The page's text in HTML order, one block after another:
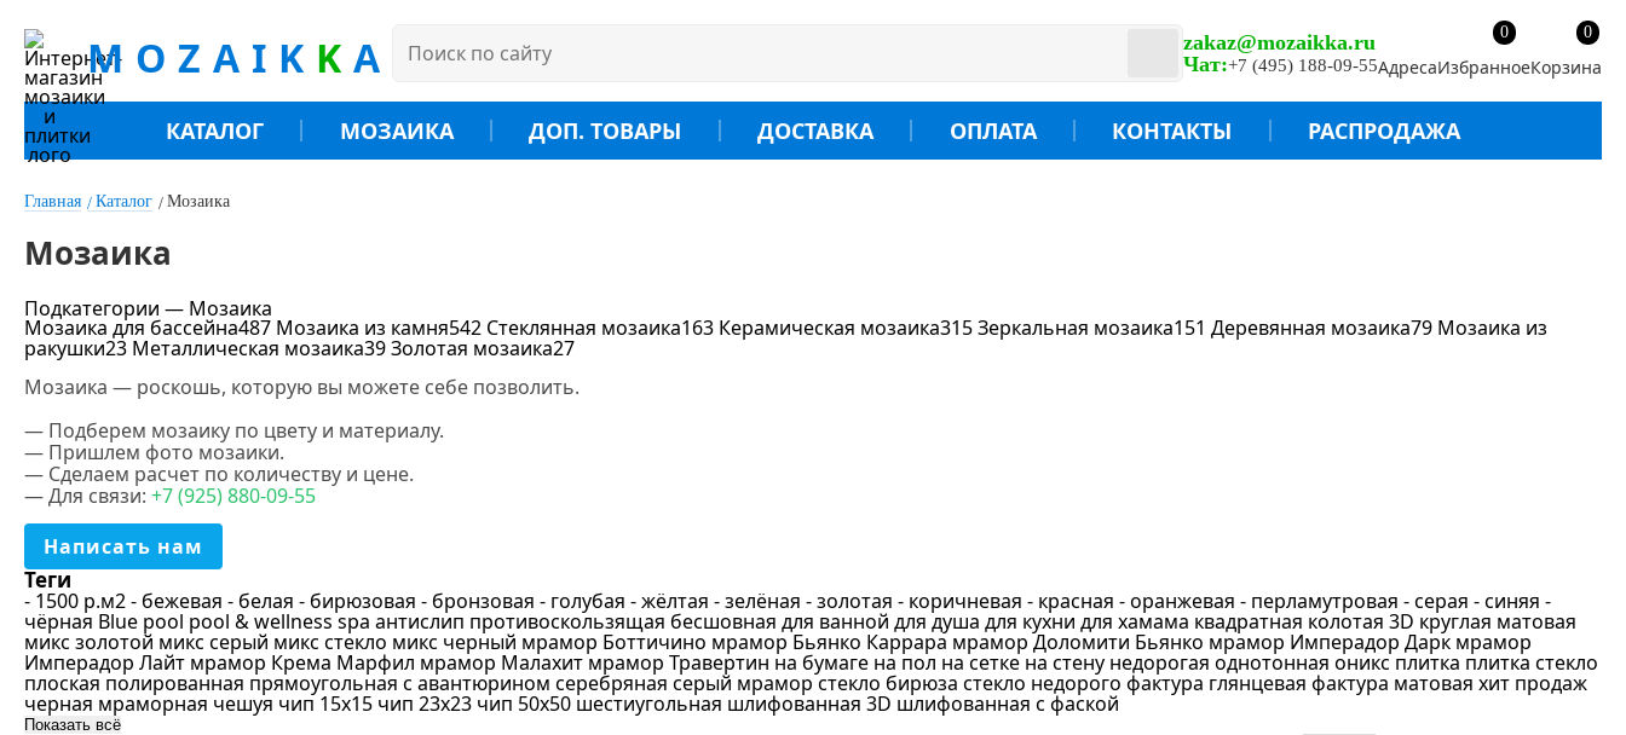
MOZAIK K A
zakaz@mozaikka.ru
Чат:+7 (495) 188-09-55Адреса
0
ИзбранноеКорзина
0
КАТАЛОГ МОЗАИКА ДОП. ТОВАРЫ ДОСТАВКА ОПЛАТА КОНТАКТЫ РАСПРОДАЖА
Главная Каталог Мозаика
Мозаика
Бежевый
Синий
Голубой
Серый
Подкатегории — Мозаика
Мозаика для бассейна487 Мозаика из камня542 Стеклянная мозаика163 Керамическая мозаика315Зеркальная мозаика151 Деревянная мозаика79 Мозаика из
ракушки23 Металлическая мозаика39Золотая мозаика27
Мозаика — роскошь, которую вы можете себе позволить.
— Подберем мозаику по цвету и материалу.
— Пришлем фото мозаики.
— Сделаем расчет по количеству и цене.
— Для связи: +7(925) 880-09-55
Написать нам
Теги
- 1500 р.м2- бежевая - белая - бирюзовая - бронзовая - голубая - жёлтая - зелёная - золотая - коричневая - красная - оранжевая - перламутровая - серая - синяя -
чёрная Blue pool pool & wellness spa антислип противоскользящая бесшовная для ванной для душа для кухни для хамама квадратная колотая 3D круглая матовая
микс золотой микс серый микс стекло микс черный мрамор Боттичино мрамор Бьянко Каррара мрамор Доломити Бьянко мрамор Имперадор Дарк мрамор
Имперадор Лайт мрамор Крема Марфил мрамор Малахитмрамор Травертин на бумаге на пол на сетке на стену недорогая однотонная оникс плитка плитка стекло
плоская полированная прямоугольная с авантюрином серебряная серый мрамор стекло бирюза стекло недорого фактура глянцевая фактура матовая хит продаж
черная мраморная чешуя чип 15х15 чип 23х23 чип 50х50 шестиугольная шлифованная 3D шлифованная с фаской
Показать всё